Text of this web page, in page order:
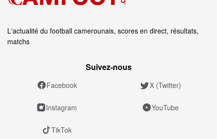
L'actualité du football camerounais, scores en direct, résultats,
matchs
Suivez‑nous
Facebook X (Twitter)
Instagram YouTube
TikTok